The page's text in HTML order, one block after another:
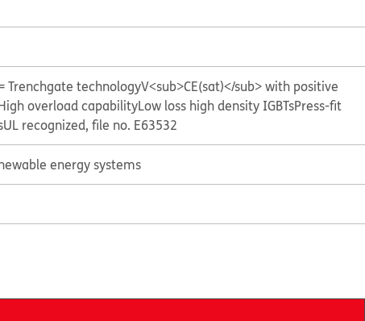
Trenchgate technologyV<sub>CE(sat)</sub> with positive
overload capabilityLow loss high density IGBTsPress-fit
UL recognized, file no. E63532
energy systems